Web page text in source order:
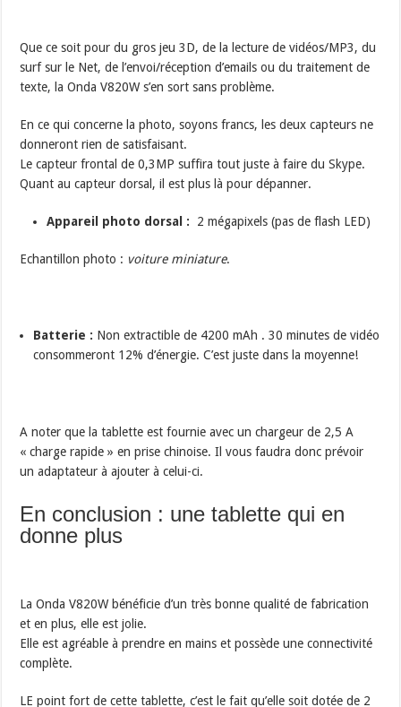
Que ce soit pour du gros jeu 3D, de la lecture de vidéos/MP3, du
surf sur le Net, de l’envoi/réception d’emails ou du traitement de
texte, la Onda V820W s’en sort sans problème.
En ce qui concerne la photo, soyons francs, les deux capteurs ne
donneront rien de satisfaisant.
Le capteur frontal de 0,3MP suffira tout juste à faire du Skype.
Quant au capteur dorsal, il est plus là pour dépanner.
Appareil photo dorsal : 2 mégapixels (pas de flash LED)
Echantillon photo : voiture miniature.
Batterie : Non extractible de 4200 mAh . 30 minutes de vidéo
consommeront 12% d’énergie. C’est juste dans la moyenne!
A noter que la tablette est fournie avec un chargeur de 2,5 A
« charge rapide » en prise chinoise. Il vous faudra donc prévoir
un adaptateur à ajouter à celui-ci.
En conclusion : une tablette qui en
donne plus
La Onda V820W bénéficie d’un très bonne qualité de fabrication
et en plus, elle est jolie.
Elle est agréable à prendre en mains et possède une connectivité
complète.
LE point fort de cette tablette, c’est le fait qu’elle soit dotée de 2